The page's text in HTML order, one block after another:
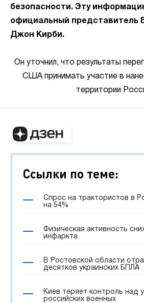
безопасности. Эту
официальный представитель
Джон Кирби.
Он уточнил, что результаты
США принимать участие в
территории
Ссылки по теме:
Спрос на трактористов в
на 54%
Физическая активность
инфаркта
В Ростовской области
десятков украинских БПЛА
Киев теряет контроль над
российских военных